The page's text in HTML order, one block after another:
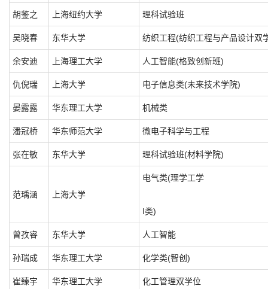
胡鉴之 上海纽约大学 理科试验班
吴晓春 东华大学 纺织工程(纺织工程与产品设计双
余安迪 上海理工大学 人工智能(格致创新班)
仇倪瑞 上海大学 电子信息类(未来技术学院)
晏露露 华东理工大学 机械类
潘冠桥 华东师范大学 微电子科学与工程
张在敏 东华大学 理科试验班(材料学院)
范瑀涵 上海大学
电气类(理学工学
I类)
曾孜睿 东华大学 人工智能
孙瑞成 华东理工大学 化学类(智创)
崔臻宇 华东理工大学 化工管理双学位